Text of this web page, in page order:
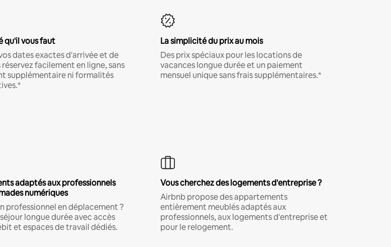
qu'il vous faut
dates exactes d'arrivée et de
facilement en ligne, sans
supplémentaire ni formalités
La simplicité du prix au mois
Des prix spéciaux pour les locations de
vacances longue durée et un paiement
mensuel unique sans frais supplémentaires.*
adaptés aux professionnels
numériques
professionnel en déplacement ?
longue durée avec accès
et espaces de travail dédiés.
Vous cherchez des logements d'entreprise ?
Airbnb propose des appartements
entièrement meublés adaptés aux
professionnels, aux logements d'entreprise et
pour le relogement.